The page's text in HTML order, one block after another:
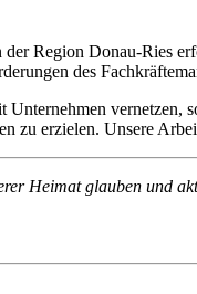
Region Donau-Ries
des
zu erzielen. Unsere
Heimat glauben und